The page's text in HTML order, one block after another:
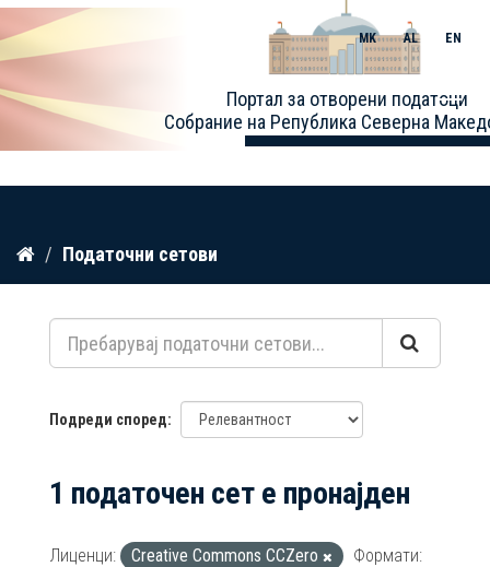
Прескокнете
содржина
Портал за отворени податоци
Собрание на Република Северна
MK AL EN
Toggle
Податочни сетови
Подреди според
1 податочен сет е пронајден
Лиценци: Creative Commons CCZero
Формати: